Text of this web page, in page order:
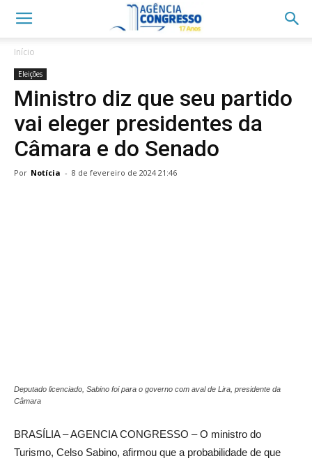
Início
Eleições
Ministro diz que seu partido
vai eleger presidentes da
Câmara e do Senado
Por Notícia - 8 de fevereiro de 2024 21:46
Deputado licenciado, Sabino foi para o governo com aval de Lira, presidente da
Câmara
BRASÍLIA – AGENCIA CONGRESSO – O ministro do
Turismo, Celso Sabino, afirmou que a probabilidade de que